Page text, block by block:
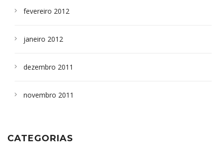
fevereiro 2012
janeiro 2012
dezembro 2011
novembro 2011
CATEGORIAS